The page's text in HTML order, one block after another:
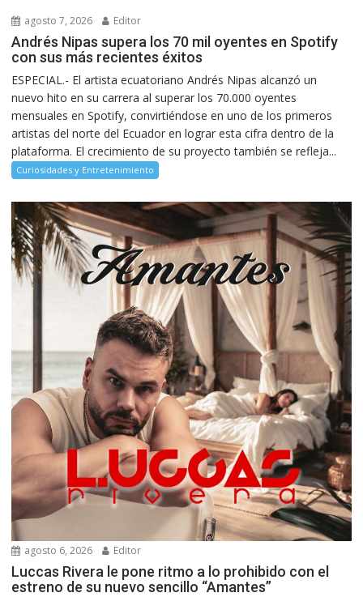
agosto 7, 2026 Editor
Andrés Nipas supera los 70 mil oyentes en Spotify
con sus más recientes éxitos
ESPECIAL.- El artista ecuatoriano Andrés Nipas alcanzó un
nuevo hito en su carrera al superar los 70.000 oyentes
mensuales en Spotify, convirtiéndose en uno de los primeros
artistas del norte del Ecuador en lograr esta cifra dentro de la
plataforma. El crecimiento de su proyecto también se refleja...
Curiosidades y Entretenimiento
agosto 6, 2026 Editor
Luccas Rivera le pone ritmo a lo prohibido con el
estreno de su nuevo sencillo “Amantes”